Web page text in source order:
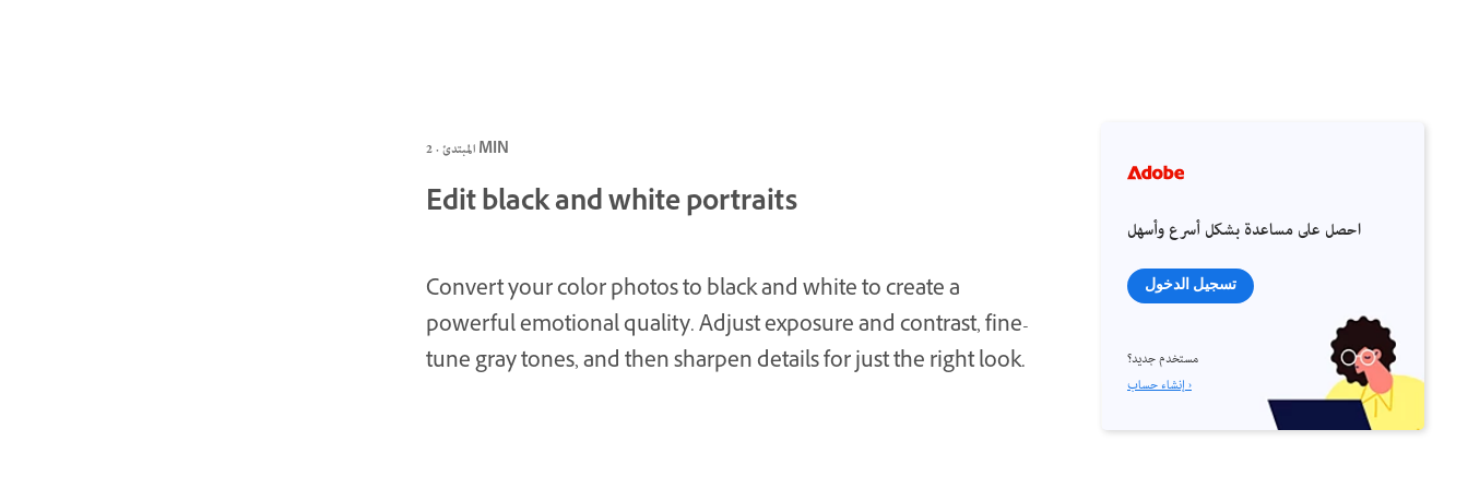
المبتدئ · 2 MIN
Edit black and white portraits
Convert your color photos to black and white to create a
powerful emotional quality. Adjust exposure and contrast, fine-
tune gray tones, and then sharpen details for just the right look.
احصل على مساعدة بشكل أسرع وأسهل
تسجيل الدخول
مستخدم جديد؟
إنشاء حساب ›